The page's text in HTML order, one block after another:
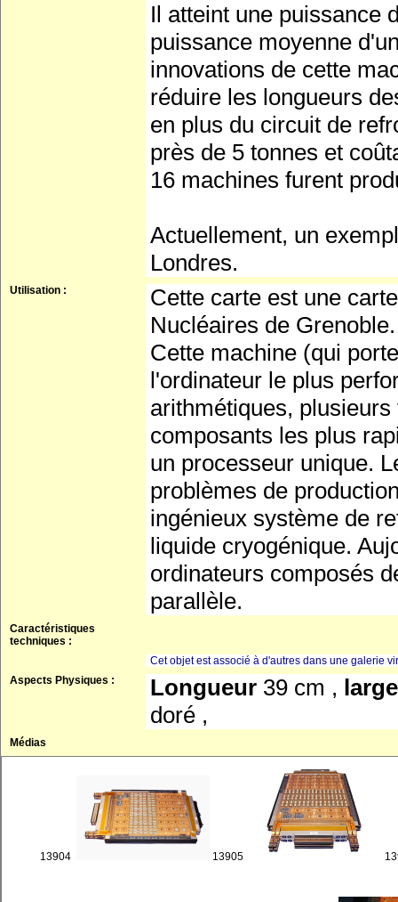
Il atteint une puissance
puissance moyenne
innovations de cette
réduire les longueurs
en plus du circuit de
près de 5 tonnes et
16 machines furent
Actuellement, un
Londres.
Utilisation :
Cette carte est une
Nucléaires de Grenoble.
Cette machine (qui
l'ordinateur le plus
arithmétiques,
composants les plus
un processeur unique.
problèmes de
ingénieux système de
liquide cryogénique.
ordinateurs composés
parallèle.
Caractéristiques
techniques :
Cet objet est associé à d'autres dans une galerie
Aspects Physiques :
Longueur 39 cm ,
doré ,
Médias
13904 13905